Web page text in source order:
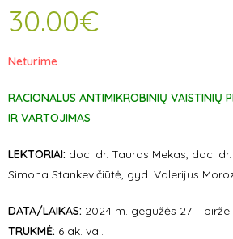
30.00€
Neturime
RACIONALUS ANTIMIKROBINIŲ VAISTINIŲ
IR VARTOJIMAS
LEKTORIAI: doc. dr. Tauras Mekas, doc.
Simona Stankevičiūtė, gyd. Valerijus
DATA/LAIKAS: 2024 m. gegužės 27 –
TRUKMĖ: 6 ak. val.